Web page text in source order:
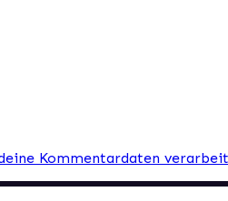
Kommentardaten